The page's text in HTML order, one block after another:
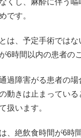
くし、麻酔に伴う嘔
です。
は、予定手術では
6時間以内の患者の
過障害がる患者の
動きは止まっている
扱います。
、絶飲食時間が6時